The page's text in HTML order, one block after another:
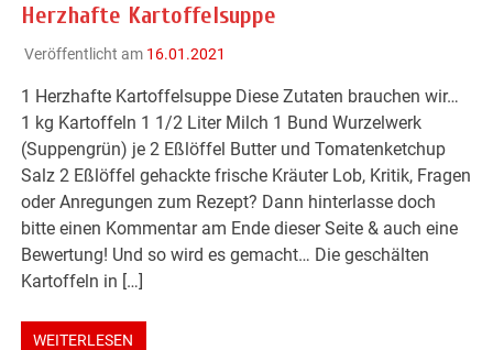
Herzhafte Kartoffelsuppe
Veröffentlicht am 16.01.2021
1 Herzhafte Kartoffelsuppe Diese Zutaten brauchen wir…
1 kg Kartoffeln 1 1/2 Liter Milch 1 Bund Wurzelwerk
(Suppengrün) je 2 Eßlöffel Butter und Tomatenketchup
Salz 2 Eßlöffel gehackte frische Kräuter Lob, Kritik, Fragen
oder Anregungen zum Rezept? Dann hinterlasse doch
bitte einen Kommentar am Ende dieser Seite & auch eine
Bewertung! Und so wird es gemacht… Die geschälten
Kartoffeln in […]
WEITERLESEN